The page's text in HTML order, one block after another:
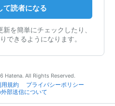
て読者になる
を簡単にチェックしたり、
できるようになります。
All Rights Reserved.
用規約
プライバシーポリシー
部送信について